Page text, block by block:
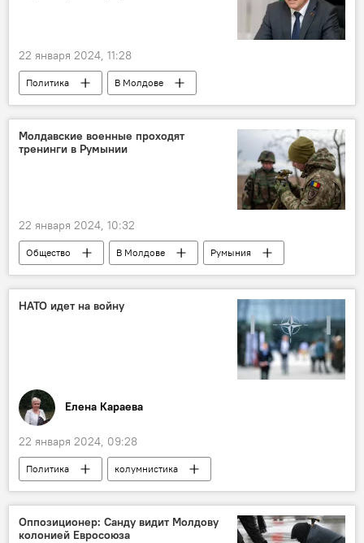
22 января 2024, 11:28
Политика
В Молдове
Приднестровье
Вадим Красносельский
переговоры в формате "5+2"
Молдавские военные проходят
тренинги в Румынии
22 января 2024, 10:32
Общество В Молдове
Румыния
Национальная армия
НАТО идет на войну
Елена Караева
22 января 2024, 09:28
Политика колумнистика
Оппозиционер: Санду видит Молдову
колонией Евросоюза